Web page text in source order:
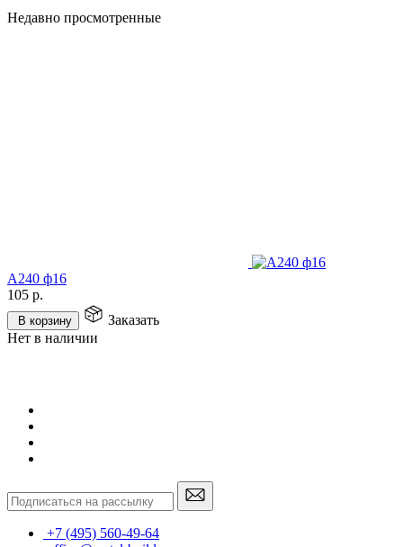
Недавно просмотренные
А240 ф16
105 р.
В корзину
Заказать
Нет в наличии
+7 (495) 560-49-64